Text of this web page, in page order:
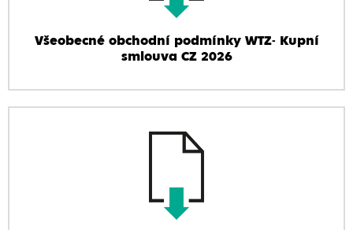
Všeobecné obchodní podmínky WTZ- Kupní
smlouva CZ 2026